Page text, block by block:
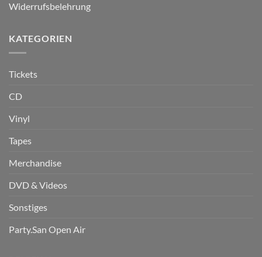
Widerrufsbelehrung
KATEGORIEN
Tickets
CD
Vinyl
Tapes
Merchandise
DVD & Videos
Sonstiges
Party.San Open Air